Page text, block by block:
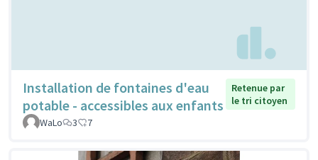
Installation de fontaines d'eau
potable - accessibles aux enfants
Retenue par
le tri citoyen
WaLo
3 7